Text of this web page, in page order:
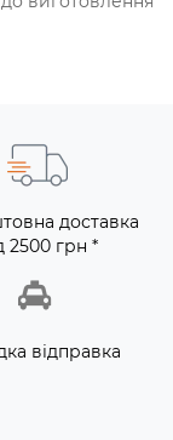
доставка
2500 грн *
відправка